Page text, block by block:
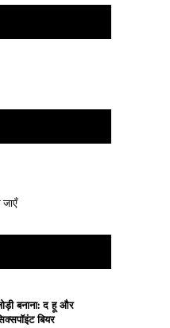
बनाना: द हू और
बियर